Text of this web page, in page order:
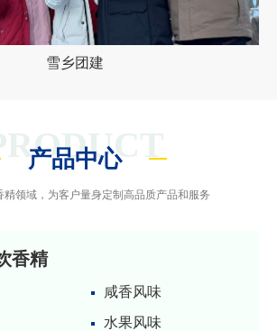
PRODUCT
产品中心
精领域，为客户量身定制高品质产品和服务
香精
咸香风味
水果风味